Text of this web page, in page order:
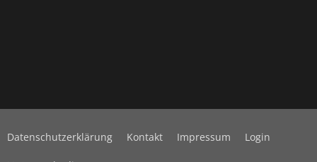
Datenschutzerklärung Kontakt Impressum Login